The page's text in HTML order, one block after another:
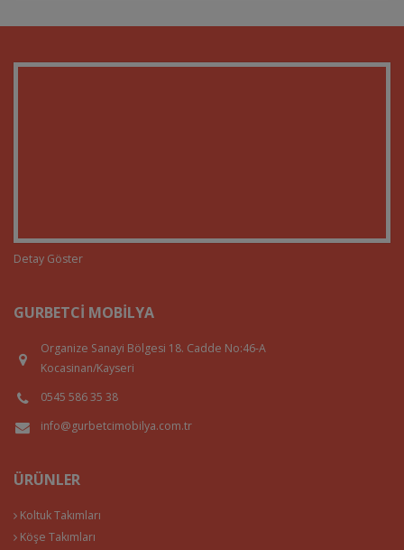
Detay Göster
GURBETCI MOBILYA
Organize Sanayi Bölgesi 18. Cadde No:46-A
Kocasinan/Kayseri
0545 586 35 38
info@gurbetcimobilya.com.tr
ÜRÜNLER
Koltuk Takımları
Köşe Takımları